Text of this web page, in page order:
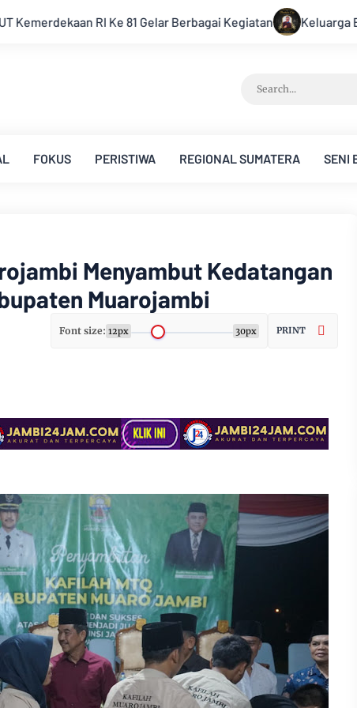
Keluarga Besar PWI Jambi Berduka, Hery Rawas
FOKUS PERISTIWA REGIONAL SUMATERA SENI
Menyambut Kedatangan
Muarojambi
Font size: 12px 30px PRINT